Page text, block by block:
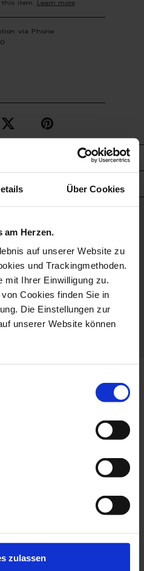
Über Cookies
Herzen.
auf unserer Website zu
und Trackingmethoden.
mit Ihrer Einwilligung zu.
Cookies finden Sie in
Die Einstellungen zur
unserer Website können
zulassen
this item. Learn more
via Phone
Suitable
from the no 41
collection
Espresso Cup & Saucer,